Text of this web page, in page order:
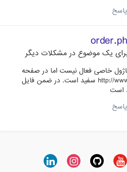
یک موضوع در مشکلات دیگر
خاصی فعال نیست اما در صفحه
http://www.moozikshop.com/order.php سفید است. در ضمن فایل